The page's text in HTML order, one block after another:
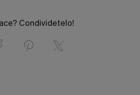
Condividetelo!